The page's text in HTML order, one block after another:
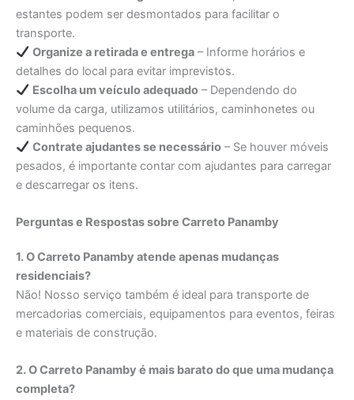
estantes podem ser desmontados para facilitar o
transporte.
Organize a retirada e entrega– Informe horários e
detalhes do local para evitar imprevistos.
Escolha um veículo adequado– Dependendo do
volume da carga, utilizamos utilitários, caminhonetes ou
caminhões pequenos.
Contrate ajudantes se necessário– Se houver móveis
pesados, é importante contar com ajudantes para carregar
e descarregar os itens.
Perguntas e Respostas sobre Carreto Panamby
1. O Carreto Panamby atende apenas mudanças
residenciais?
Não! Nosso serviço também é ideal para transporte de
mercadorias comerciais, equipamentos para eventos, feiras
e materiais de construção.
2. O Carreto Panamby é mais barato do que uma mudança
completa?